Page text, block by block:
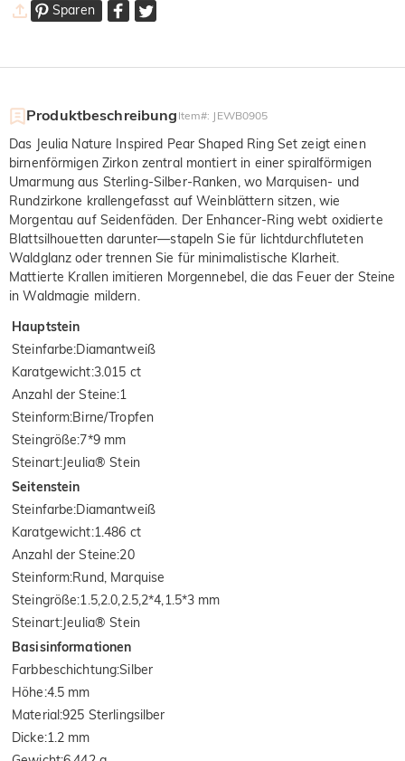
Sparen
Produktbeschreibung Item#: JEWB0905
Das Jeulia Nature Inspired Pear Shaped Ring Set zeigt einen
birnenförmigen Zirkon zentral montiert in einer spiralförmigen
Umarmung aus Sterling-Silber-Ranken, wo Marquisen- und
Rundzirkone krallengefasst auf Weinblättern sitzen, wie
Morgentau auf Seidenfäden. Der Enhancer-Ring webt oxidierte
Blattsilhouetten darunter—stapeln Sie für lichtdurchfluteten
Waldglanz oder trennen Sie für minimalistische Klarheit.
Mattierte Krallen imitieren Morgennebel, die das Feuer der Steine
in Waldmagie mildern.
Hauptstein
Steinfarbe:Diamantweiß
Karatgewicht:3.015 ct
Anzahl der Steine:1
Steinform:Birne/Tropfen
Steingröße:7*9 mm
Steinart: Jeulia® Stein
Seitenstein
Steinfarbe:Diamantweiß
Karatgewicht:1.486 ct
Anzahl der Steine:20
Steinform:Rund, Marquise
Steingröße:1.5,2.0,2.5,2*4,1.5*3 mm
Steinart: Jeulia® Stein
Basisinformationen
Farbbeschichtung:Silber
Höhe:4.5 mm
Material :925 Sterlingsilber
Dicke:1.2 mm